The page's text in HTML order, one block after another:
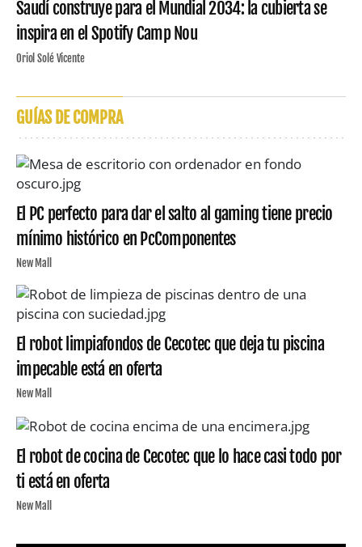
Saudí construye para el Mundial 2034: la cubierta se
inspira en el Spotify Camp Nou
Oriol Solé Vicente
GUÍAS DE COMPRA
El PC perfecto para dar el salto al gaming tiene precio
mínimo histórico en PcComponentes
New Mall
El robot limpiafondos de Cecotec que deja tu piscina
impecable está en oferta
New Mall
El robot de cocina de Cecotec que lo hace casi todo por
ti está en oferta
New Mall